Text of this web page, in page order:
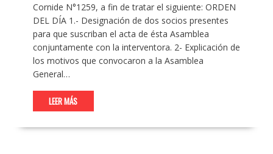
Cornide N°1259, a fin de tratar el siguiente: ORDEN
DEL DÍA 1.- Designación de dos socios presentes
para que suscriban el acta de ésta Asamblea
conjuntamente con la interventora. 2- Explicación de
los motivos que convocaron a la Asamblea
General…
LEER MÁS